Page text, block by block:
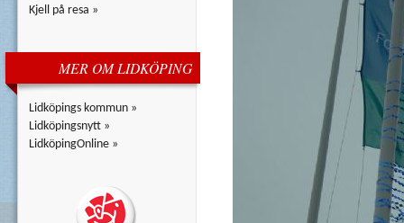
Kjell på resa »
MER OM LIDKÖPING
Lidköpings kommun »
Lidköpingsnytt »
LidköpingOnline »